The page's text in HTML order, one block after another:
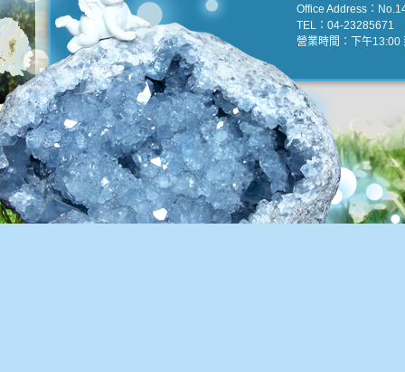
Office Address：
TEL：04-23285671
營業時間：下午13:00